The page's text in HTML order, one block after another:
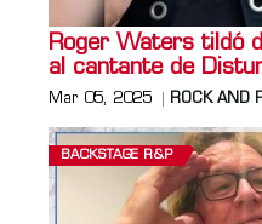
Roger Waters tildó
al cantante de
Mar 05, 2025 ROCK AND
BACKSTAGE R&P